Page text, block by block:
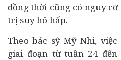
đồng thời cũng có nguy
trị suy hô hấp.
Theo bác sỹ Mỹ Nhi,
giai đoạn từ tuần 24